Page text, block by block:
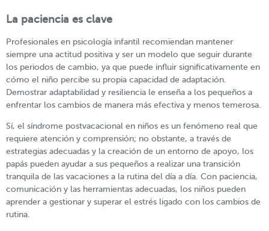
La paciencia es clave
Profesionales en psicología infantil recomiendan mantener
siempre una actitud positiva y ser un modelo que seguir durante
los periodos de cambio, ya que puede influir significativamente en
cómo el niño percibe su propia capacidad de adaptación.
Demostrar adaptabilidad y resiliencia le enseña a los pequeños a
enfrentar los cambios de manera más efectiva y menos temerosa.
Sí, el síndrome postvacacional en niños es un fenómeno real que
requiere atención y comprensión; no obstante, a través de
estrategias adecuadas y la creación de un entorno de apoyo, los
papás pueden ayudar a sus pequeños a realizar una transición
tranquila de las vacaciones a la rutina del día a día. Con paciencia,
comunicación y las herramientas adecuadas, los niños pueden
aprender a gestionar y superar el estrés ligado con los cambios de
rutina.